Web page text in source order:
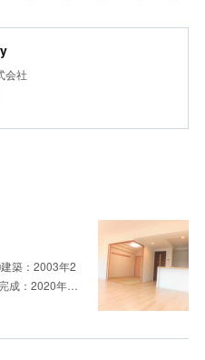
会社
築：2003年2
成：2020年…